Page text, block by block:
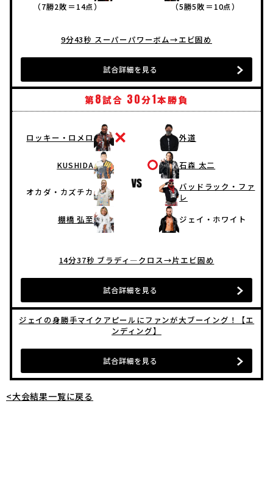
（7勝2敗＝14点）
（5勝5敗＝10点）
9分43秒 スーパーパワーボム→エビ固め
試合詳細を見る
第8試合 30分1本勝負
ロッキー・ロメロ
KUSHIDA
オカダ・カズチカ
棚橋 弘至
外道
石森 太二
バッドラック・ファ
レ
ジェイ・ホワイト
14分37秒 ブラディ―クロス→片エビ固め
試合詳細を見る
ジェイの身勝手マイクアピールにファンが大ブーイング！【エ
ンディング】
試合詳細を見る
<大会結果一覧に戻る